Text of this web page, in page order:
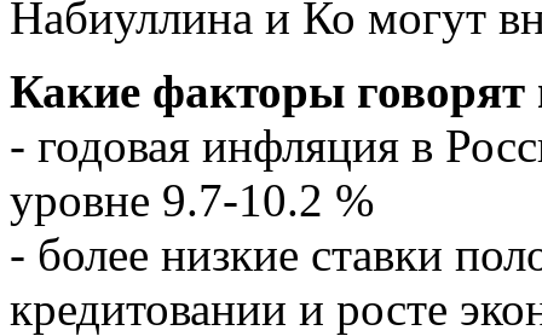
Набиуллина и Ко могут
Какие факторы говорят
- годовая инфляция в
уровне 9.7-10.2 %
- более низкие ставки
кредитовании и росте